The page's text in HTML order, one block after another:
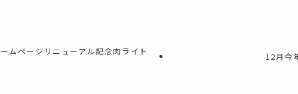
ムページリニューアル記念肉ライト
12月今